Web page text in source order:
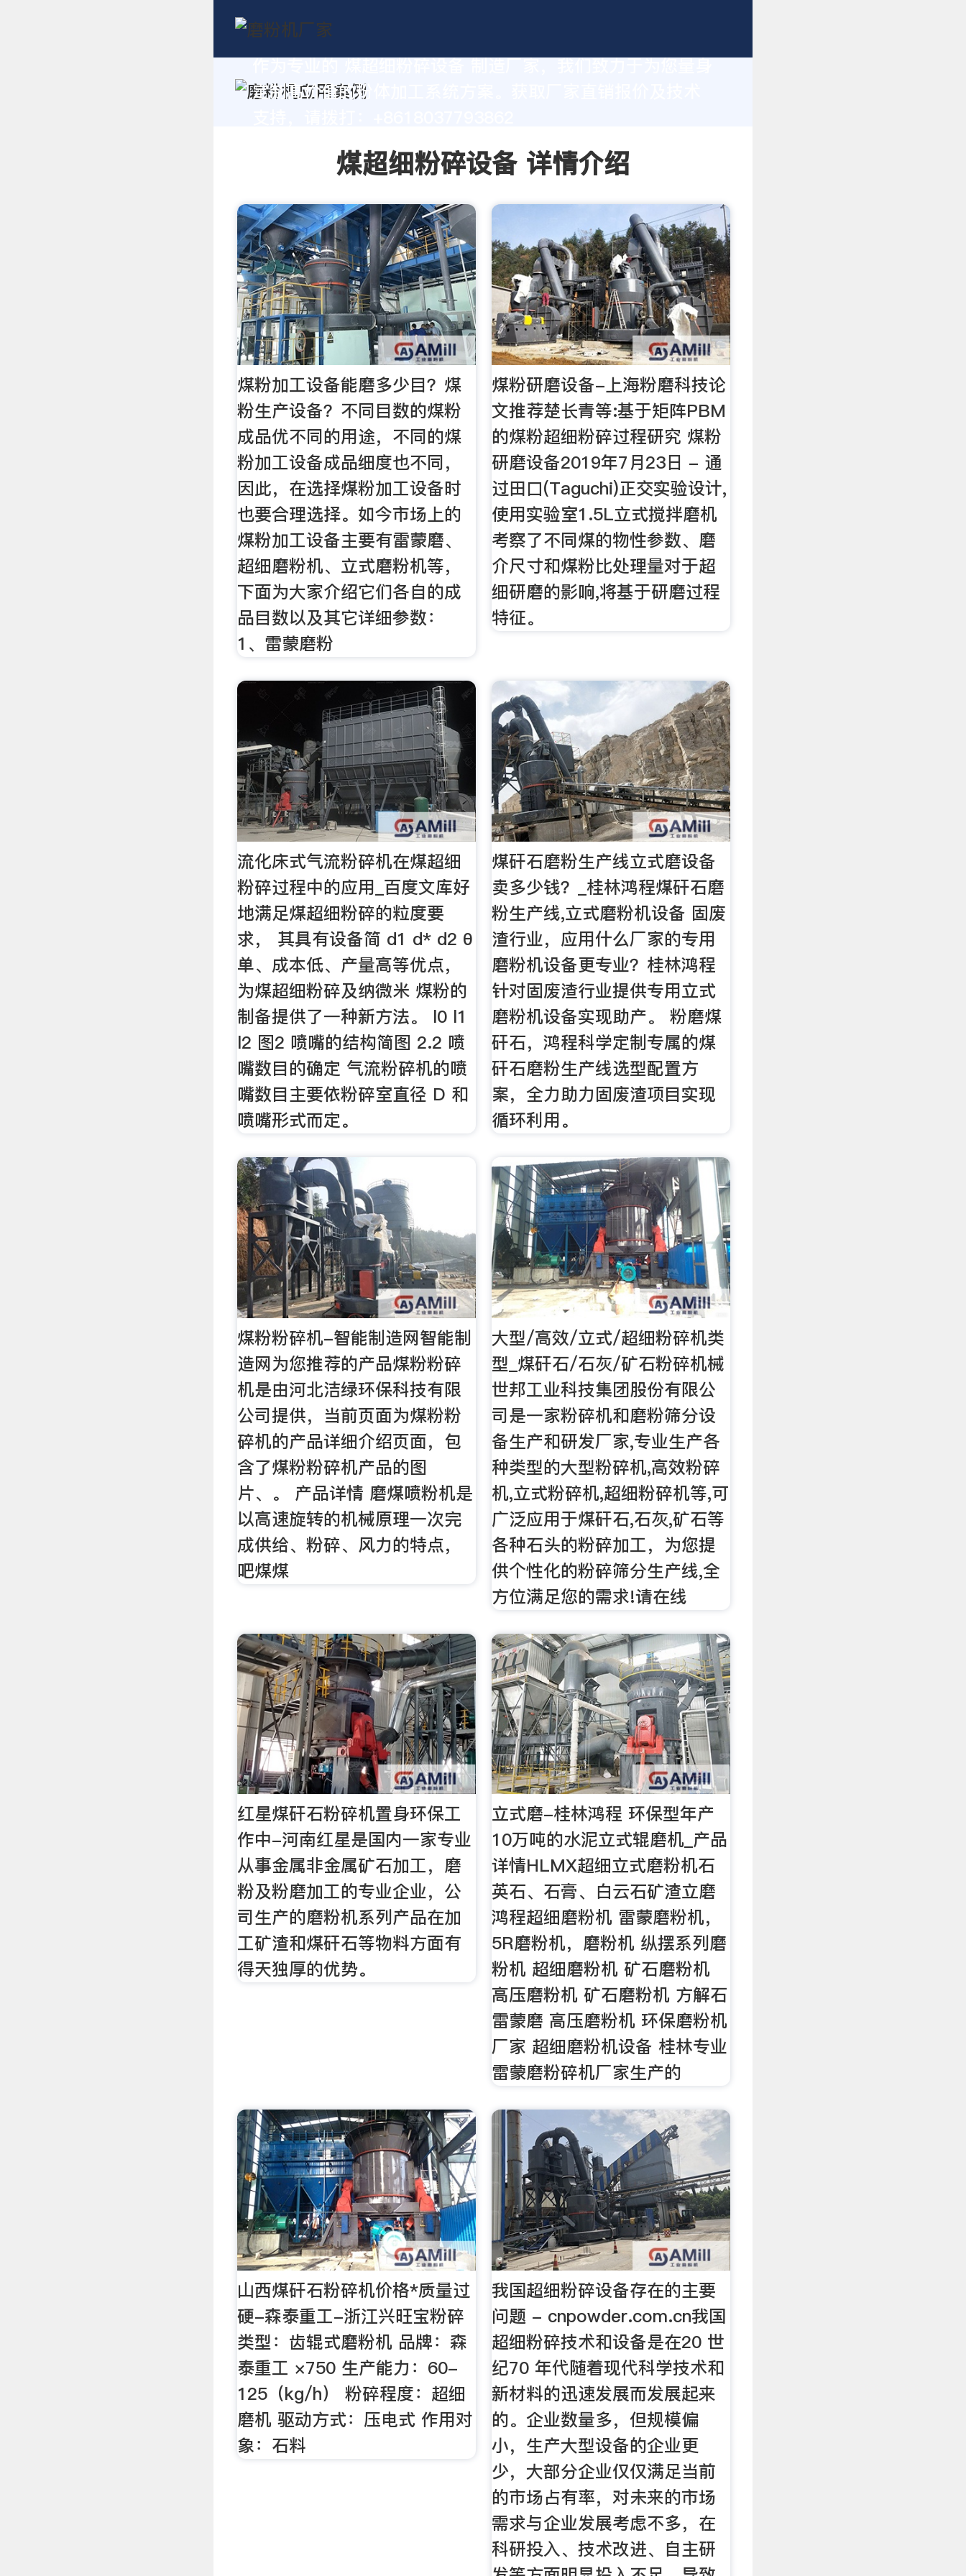
定制高价值的粉体加工系统方案。获取厂家直销报价及技术
煤超细粉碎设备 详情介绍
煤粉加工设备能磨多少目？煤
粉生产设备？不同目数的煤粉
成品优不同的用途，不同的煤
粉加工设备成品细度也不同，
因此，在选择煤粉加工设备时
也要合理选择。如今市场上的
煤粉加工设备主要有雷蒙磨、
超细磨粉机、立式磨粉机等，
下面为大家介绍它们各自的成
品目数以及其它详细参数：
1、雷蒙磨粉
煤粉研磨设备-上海粉磨科技论
文推荐楚长青等:基于矩阵PBM
的煤粉超细粉碎过程研究 煤粉
研磨设备2019年7月23日 - 通
过田口(Taguchi)正交实验设计,
使用实验室1.5L立式搅拌磨机
考察了不同煤的物性参数、磨
介尺寸和煤粉比处理量对于超
细研磨的影响,将基于研磨过程
特征。
流化床式气流粉碎机在煤超细
粉碎过程中的应用_百度文库好
地满足煤超细粉碎的粒度要
求， 其具有设备简 d1 d* d2 θ
单、成本低、产量高等优点，
为煤超细粉碎及纳微米 煤粉的
制备提供了一种新方法。 l0 l1
l2 图2 喷嘴的结构简图 2.2 喷
嘴数目的确定 气流粉碎机的喷
嘴数目主要依粉碎室直径 D 和
喷嘴形式而定。
煤矸石磨粉生产线立式磨设备
卖多少钱？_桂林鸿程煤矸石磨
粉生产线,立式磨粉机设备 固废
渣行业，应用什么厂家的专用
磨粉机设备更专业？桂林鸿程
针对固废渣行业提供专用立式
磨粉机设备实现助产。 粉磨煤
矸石，鸿程科学定制专属的煤
矸石磨粉生产线选型配置方
案，全力助力固废渣项目实现
循环利用。
煤粉粉碎机-智能制造网智能制
造网为您推荐的产品煤粉粉碎
机是由河北洁绿环保科技有限
公司提供，当前页面为煤粉粉
碎机的产品详细介绍页面，包
含了煤粉粉碎机产品的图
片、。 产品详情 磨煤喷粉机是
以高速旋转的机械原理一次完
成供给、粉碎、风力的特点，
吧煤煤
大型/高效/立式/超细粉碎机类
型_煤矸石/石灰/矿石粉碎机械
世邦工业科技集团股份有限公
司是一家粉碎机和磨粉筛分设
备生产和研发厂家,专业生产各
种类型的大型粉碎机,高效粉碎
机,立式粉碎机,超细粉碎机等,可
广泛应用于煤矸石,石灰,矿石等
各种石头的粉碎加工，为您提
供个性化的粉碎筛分生产线,全
方位满足您的需求!请在线
红星煤矸石粉碎机置身环保工
作中-河南红星是国内一家专业
从事金属非金属矿石加工，磨
粉及粉磨加工的专业企业，公
司生产的磨粉机系列产品在加
工矿渣和煤矸石等物料方面有
得天独厚的优势。
立式磨-桂林鸿程 环保型年产
10万吨的水泥立式辊磨机_产品
详情HLMX超细立式磨粉机石
英石、石膏、白云石矿渣立磨
鸿程超细磨粉机 雷蒙磨粉机，
5R磨粉机，磨粉机 纵摆系列磨
粉机 超细磨粉机 矿石磨粉机
高压磨粉机 矿石磨粉机 方解石
雷蒙磨 高压磨粉机 环保磨粉机
厂家 超细磨粉机设备 桂林专业
雷蒙磨粉碎机厂家生产的
山西煤矸石粉碎机价格*质量过
硬-森泰重工-浙江兴旺宝粉碎
类型：齿辊式磨粉机 品牌：森
泰重工 ×750 生产能力：60-
125（kg/h） 粉碎程度：超细
磨机 驱动方式：压电式 作用对
象：石料
我国超细粉碎设备存在的主要
问题 - cnpowder.com.cn我国
超细粉碎技术和设备是在20 世
纪70 年代随着现代科学技术和
新材料的迅速发展而发展起来
的。企业数量多，但规模偏
小，生产大型设备的企业更
少，大部分企业仅仅满足当前
的市场占有率，对未来的市场
需求与企业发展考虑不多，在
科研投入、技术改进、自主研